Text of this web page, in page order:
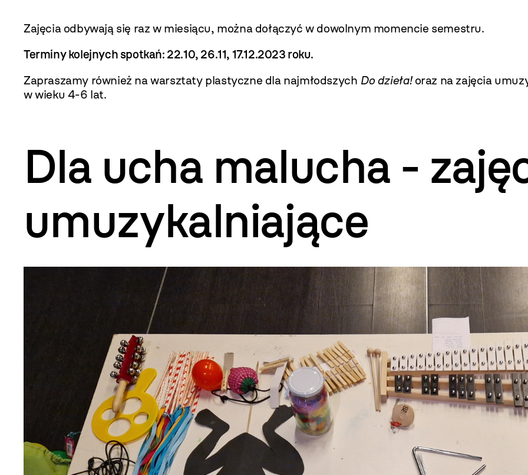
Zajęcia odbywają się raz w miesiącu, można dołączyć w dowolnym momencie semestru.
Terminy kolejnych spotkań: 22.10, 26.11, 17.12.2023 roku.
Zapraszamy również na warsztaty plastyczne dla najmłodszych Do dzieła!oraz na zajęcia
w wieku 4-6 lat.
Dla ucha malucha -
umuzykalniające